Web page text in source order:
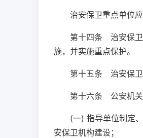
治安保卫重点单位
第十四条 治安保卫
施，并实施重点保护。
第十五条 治安保卫
第十六条 公安机关
(一) 指导单位制定
安保卫机构建设；